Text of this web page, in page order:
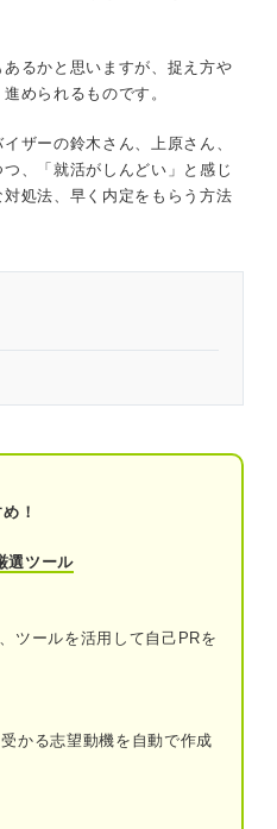
をしんどいと感じてしま
却して楽しめるようにな
いる場合があります。記事本文
るかと思いますが、捉え方や
められるものです。
ザーの鈴木さん、上原さん、
、「就活がしんどい」と感じ
処法、早く内定をもらう方法
をしんどいと感じてしまう原
時期
！
選ツール
ツールを活用して自己PRを
かる志望動機を自動で作成